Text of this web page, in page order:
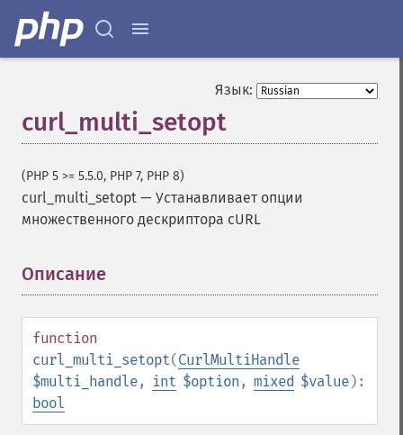
Язык:
curl_multi_setopt
(PHP 5 >= 5.5.0, PHP 7, PHP 8)
curl_multi_setopt — Устанавливает опции
множественного дескриптора cURL
Описание
function
curl_multi_setopt(CurlMultiHandle
$multi_handle, int $option , mixed $value):
bool